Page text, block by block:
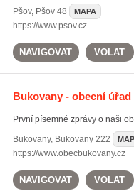
Pšov, Pšov 48 MAPA
https://www.psov.cz
NAVIGOVAT VOLAT
Bukovany - obecní úřad
První písemné zprávy o naši
Bukovany, Bukovany 222
https://www.obecbukovany.cz
NAVIGOVAT VOLAT